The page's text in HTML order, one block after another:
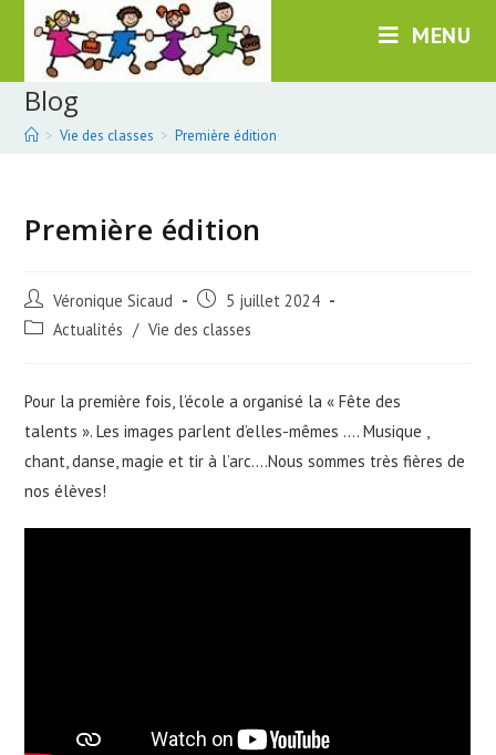
content
MENU
Blog
> Vie des classes > Première édition
Première édition
Post
author:
Véronique Sicaud
Post
published:
5 juillet 2024
Post Actualités / Vie des classes
Pour la première fois, l’école a organisé la « Fête des
talents ». Les images parlent d’elles-mêmes …. Musique ,
chant, danse, magie et tir à l’arc….Nous sommes très fières de
nos élèves!